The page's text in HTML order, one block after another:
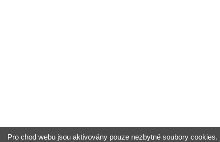
Pro chod webu jsou aktivovány pouze nezbytné soubory